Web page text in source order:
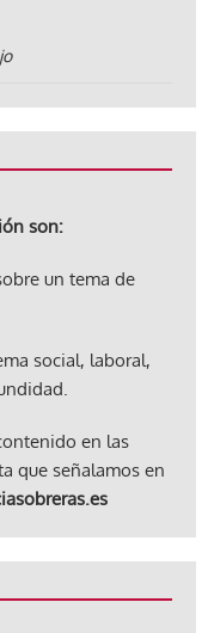
son:
un tema de
social, laboral,
en las
que señalamos en